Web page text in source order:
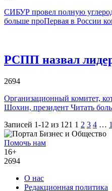
CИБУР провел полную
больше проПервая в России
РСПП назвал
2694
Организационный комитет,
Шохин, президент Читать
Записей 1-12 из 121 1 2 3 4 …
Помочь нам
16+
2694
О нас
Редакционная политика